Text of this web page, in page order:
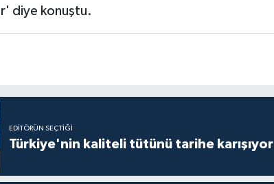
diye konuştu.
EDITÖRÜN SEÇTIĞI
Türkiye'nin kaliteli tütünü tarihe karışıyor